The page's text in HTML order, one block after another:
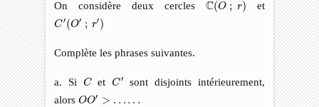
On considère deux cerclesC(O ; r) et
C′(O′ ; r′)
C′(O′ )
Complète les phrases suivantes.
a. Si C
Cet C′
C′ sont disjoints intérieurement,
alorsOO′ > … …
OO′ >